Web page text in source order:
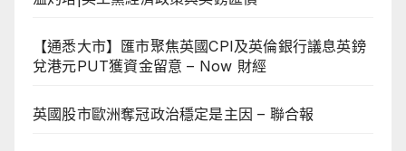
【通悉大市】匯市聚焦英國CPI及英倫銀行議息英鎊
兌港元PUT獲資金留意 – Now 財經
英國股市歐洲奪冠政治穩定是主因 – 聯合報